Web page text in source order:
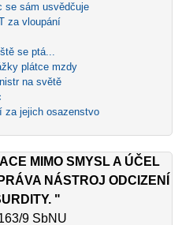
se sám usvědčuje
za vloupání
se ptá...
plátce mzdy
na světě
za jejich osazenstvo
MIMO SMYSL A ÚČEL
NÁSTROJ ODCIZENÍ
"
9 SbNU